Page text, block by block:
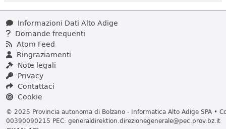
Informazioni Dati Alto Adige
Domande frequenti
Atom Feed
Ringraziamenti
Note legali
Privacy
Contattaci
Cookie
© 2025 Provincia autonoma di Bolzano - Informatica Alto Adige SPA •
00390090215 PEC: generaldirektion.direzionegenerale@pec.prov.bz.it